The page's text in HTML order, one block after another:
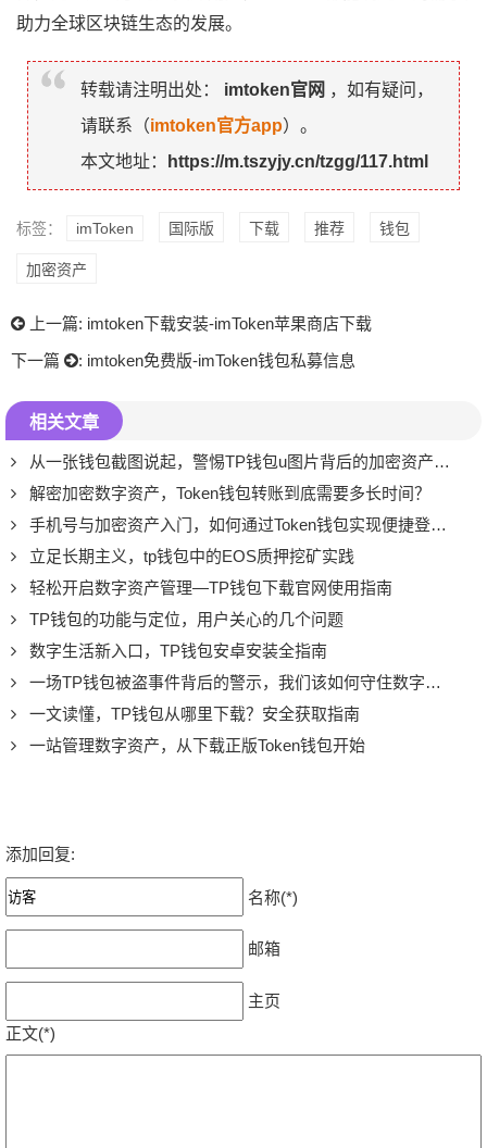
助力全球区块链生态的发展。
转载请注明出处： imtoken官网 ，如有疑问，
请联系（imtoken官方app）。
本文地址：
https://m.tszyjy.cn/tzgg/117.html
标签： imToken 国际版 下载 推荐 钱包
加密资产
上一篇: imtoken下载安装-imToken苹果商店下载
下一篇
: imtoken免费版-imToken钱包私募信息
相关文章
从一张钱包截图说起，警惕TP钱包u图片背后的加密资产安全暗流
解密加密数字资产，Token钱包转账到底需要多长时间？
手机号与加密资产入门，如何通过Token钱包实现便捷登录？
立足长期主义，tp钱包中的EOS质押挖矿实践
轻松开启数字资产管理—TP钱包下载官网使用指南
TP钱包的功能与定位，用户关心的几个问题
数字生活新入口，TP钱包安卓安装全指南
一场TP钱包被盗事件背后的警示，我们该如何守住数字资产？
一文读懂，TP钱包从哪里下载？安全获取指南
一站管理数字资产，从下载正版Token钱包开始
添加回复:
名称(*)
邮箱
主页
正文(*)